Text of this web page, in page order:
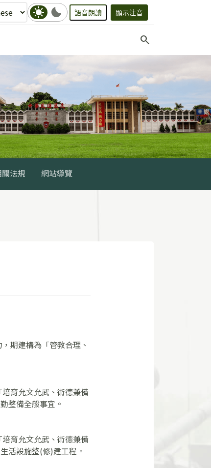
sunny bedtime 語音朗讀 顯示注音
search
法規 網站導覽
期建構為「管教合理、
育允文允武、術德兼備
整備全般事宜。
育允文允武、術德兼備
活設施整(修)建工程。